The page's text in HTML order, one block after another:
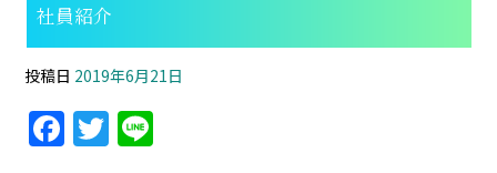
社員紹介
投稿日 2019年6月21日
F T